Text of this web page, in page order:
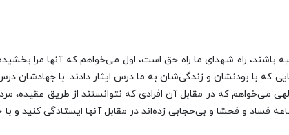
باشند، راه شهدای ما راه حق است، اول می‌خواهم که آنها مرا
که با بودنشان و زندگی‌شان به ما درس ایثار دادند. با
می‌خواهم که در مقابل آن افرادی که نتوانستند از طریق عقیده،
فساد و فحشا و بی‌حجابی زده‌اند در مقابل آنها ایستادگی کنید و